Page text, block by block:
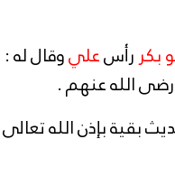
بكررأسعليوقال له
الله عنهم .
الله تعالى